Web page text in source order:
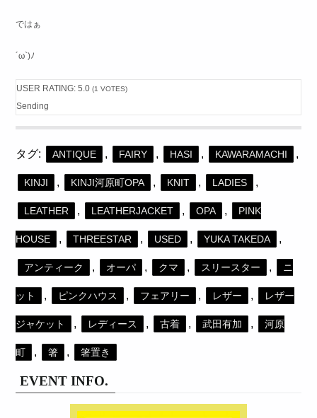
ではぁ
´ω`)ﾉ
USER RATING:5.0 (1 VOTES)
Sending
タグ: ANTIQUE , FAIRY , HASI , KAWARAMACHI ,
KINJI , KINJI河原町OPA , KNIT , LADIES ,
LEATHER , LEATHERJACKET , OPA , PINK
HOUSE , THREESTAR , USED , YUKA TAKEDA ,
アンティーク , オーパ , クマ , スリースター , ニ
ット , ピンクハウス , フェアリー , レザー , レザー
ジャケット , レディース , 古着 , 武田有加 , 河原
町 , 箸 , 箸置き
EVENT INFO.